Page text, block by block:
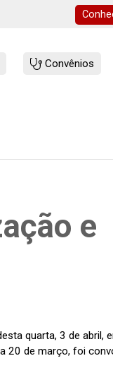
Convênios
e
quarta, 3 de abril,
20 de março, foi